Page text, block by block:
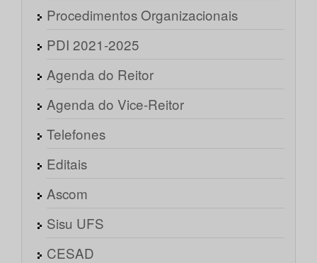
Procedimentos Organizacionais
PDI 2021-2025
Agenda do Reitor
Agenda do Vice-Reitor
Telefones
Editais
Ascom
Sisu UFS
CESAD